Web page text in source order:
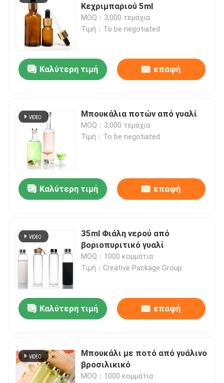
Κεχριμπαριού 5ml
MOQ：3,000 τεμάχια
Τιμή：To be negotiated
Καλύτερη τιμή επαφή
Μπουκάλια ποτών από γυαλί
MOQ：3,000 τεμάχια
Τιμή：To be negotiated
Καλύτερη τιμή επαφή
35ml Φιάλη νερού από
βοριοπυριτικό γυαλί
MOQ：1000 κομμάτια
Τιμή：Creative Package Group
Καλύτερη τιμή επαφή
Μπουκάλι με ποτό από γυάλινο
βροσιλικικό
MOQ：1000 κομμάτια